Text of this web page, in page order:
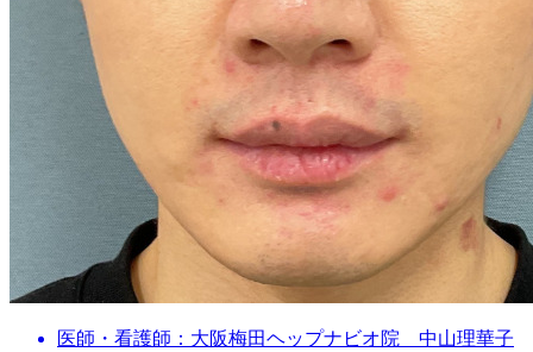
医師・看護師： 大阪梅田ヘップナビオ院 中山理華子